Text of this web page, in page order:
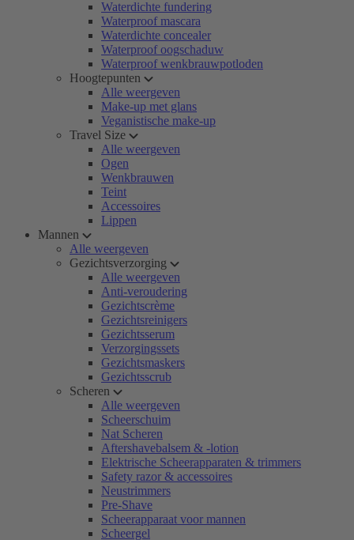
Waterdichte fundering
Waterproof mascara
Waterdichte concealer
Waterproof oogschaduw
Waterproof wenkbrauwpotloden
Hoogtepunten
Alle weergeven
Make-up met glans
Veganistische make-up
Travel Size
Alle weergeven
Ogen
Wenkbrauwen
Teint
Accessoires
Lippen
Mannen
Alle weergeven
Gezichtsverzorging
Alle weergeven
Anti-veroudering
Gezichtscrème
Gezichtsreinigers
Gezichtsserum
Verzorgingssets
Gezichtsmaskers
Gezichtsscrub
Scheren
Alle weergeven
Scheerschuim
Nat Scheren
Aftershavebalsem & -lotion
Elektrische Scheerapparaten & trimmers
Safety razor & accessoires
Neustrimmers
Pre-Shave
Scheerapparaat voor mannen
Scheergel